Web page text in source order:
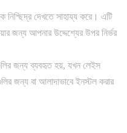
দেখতে সাহায্য করে। এটি
জন্য আপনার উদ্দেশ্যের উপর নির্ভর
জন্য ব্যবহৃত হয়, যখন লেইস
জন্য বা আলাদাভাবে ইনস্টল করার